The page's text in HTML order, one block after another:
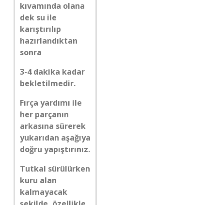
kıvamında olana
dek su ile
karıştırılıp
hazırlandıktan
sonra
3-4 dakika kadar
bekletilmedir.
Fırça yardımı ile
her parçanın
arkasına sürerek
yukarıdan aşağıya
doğru yapıştırınız.
Tutkal sürülürken
kuru alan
kalmayacak